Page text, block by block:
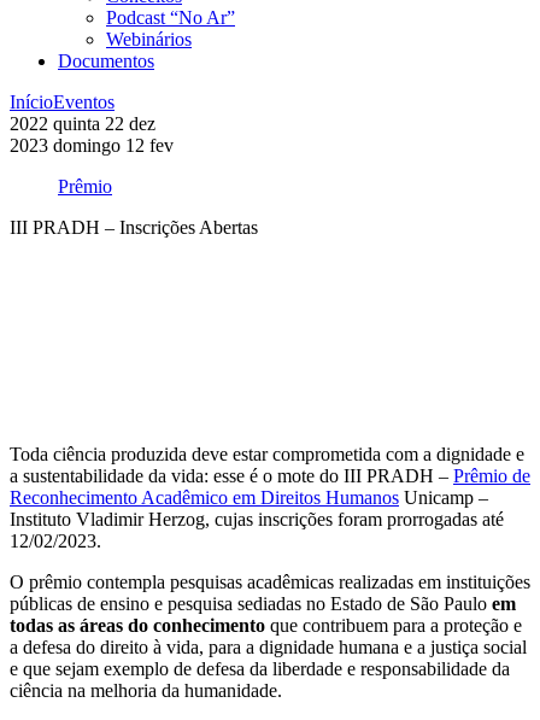
Podcast “No Ar”
Webinários
Documentos
InícioEventos
2022 quinta 22 dez
2023 domingo 12 fev
Prêmio
III PRADH – Inscrições Abertas
Toda ciência produzida deve estar comprometida com a dignidade e
a sustentabilidade da vida: esse é o mote do III PRADH – Prêmio de
Reconhecimento Acadêmico em Direitos Humanos Unicamp –
Instituto Vladimir Herzog, cujas inscrições foram prorrogadas até
12/02/2023.
O prêmio contempla pesquisas acadêmicas realizadas em instituições
públicas de ensino e pesquisa sediadas no Estado de São Paulo em
todas as áreas do conhecimento que contribuem para a proteção e
a defesa do direito à vida, para a dignidade humana e a justiça social
e que sejam exemplo de defesa da liberdade e responsabilidade da
ciência na melhoria da humanidade.